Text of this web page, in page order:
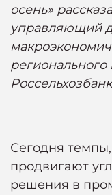
осень»
управляющий
Сегодня
продвигают
решения в